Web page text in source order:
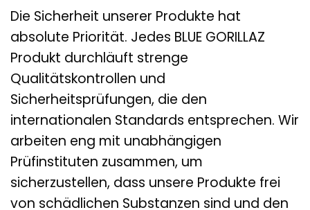
Die Sicherheit unserer Produkte hat
absolute Priorität. Jedes BLUE GORILLAZ
Produkt durchläuft strenge
Qualitätskontrollen und
Sicherheitsprüfungen, die den
internationalen Standards entsprechen. Wir
arbeiten eng mit unabhängigen
Prüfinstituten zusammen, um
sicherzustellen, dass unsere Produkte frei
von schädlichen Substanzen sind und den